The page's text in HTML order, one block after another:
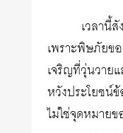
เวลานี้
เพราะพิษภัย
เจริญที่วุ่นวา
หวังประโยช
ไม่ใช่จุดหมาย